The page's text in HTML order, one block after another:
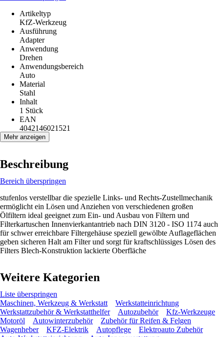
Artikeltyp
KfZ-Werkzeug
Ausführung
Adapter
Anwendung
Drehen
Anwendungsbereich
Auto
Material
Stahl
Inhalt
1 Stück
EAN
4042146021521
Mehr anzeigen
Beschreibung
Bereich überspringen
stufenlos verstellbar die spezielle Links- und Rechts-Zustellmechanik
ermöglicht ein Lösen und Anziehen von verschiedenen großen
Ölfiltern ideal geeignet zum Ein- und Ausbau von Filtern und
Filterkartuschen Innenvierkantantrieb nach DIN 3120 - ISO 1174 auch
für schwer erreichbare Filtergehäuse speziell gewölbte Auflageflächen
geben sicheren Halt am Filter und sorgt für kraftschlüssiges Lösen des
Filters Blech-Konstruktion lackierte Oberfläche
Weitere Kategorien
Liste überspringen
Maschinen, Werkzeug & Werkstatt
Werkstatteinrichtung
Werkstattzubehör & Werkstatthelfer
Autozubehör
Kfz-Werkzeuge
Motoröl
Autowinterzubehör
Zubehör für Reifen & Felgen
Wagenheber
KFZ-Elektrik Autopflege
Elektroauto Zubehör